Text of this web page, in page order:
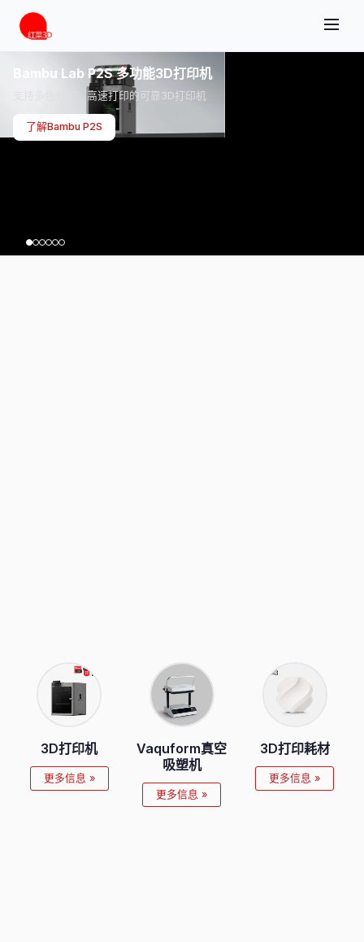
Bambu Lab P2S 多功能3D打印机
支持多色打印、高速打印的可靠3D打印机
了解Bambu P2S
3D打印机
更多信息 »
Vaquform真空
吸塑机
更多信息 »
3D打印耗材
更多信息 »